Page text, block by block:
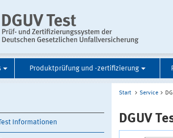
Produktprüfung und -zertifizierung
Informationen
Start Service
DGUV